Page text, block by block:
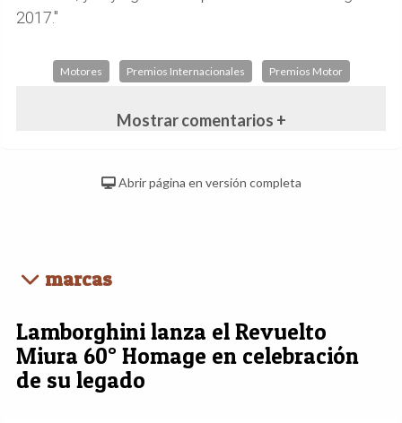
2017."
Motores Premios Internacionales Premios Motor
Mostrar comentarios +
Abrir página en versión completa
marcas
Lamborghini lanza el Revuelto
Miura 60° Homage en celebración
de su legado